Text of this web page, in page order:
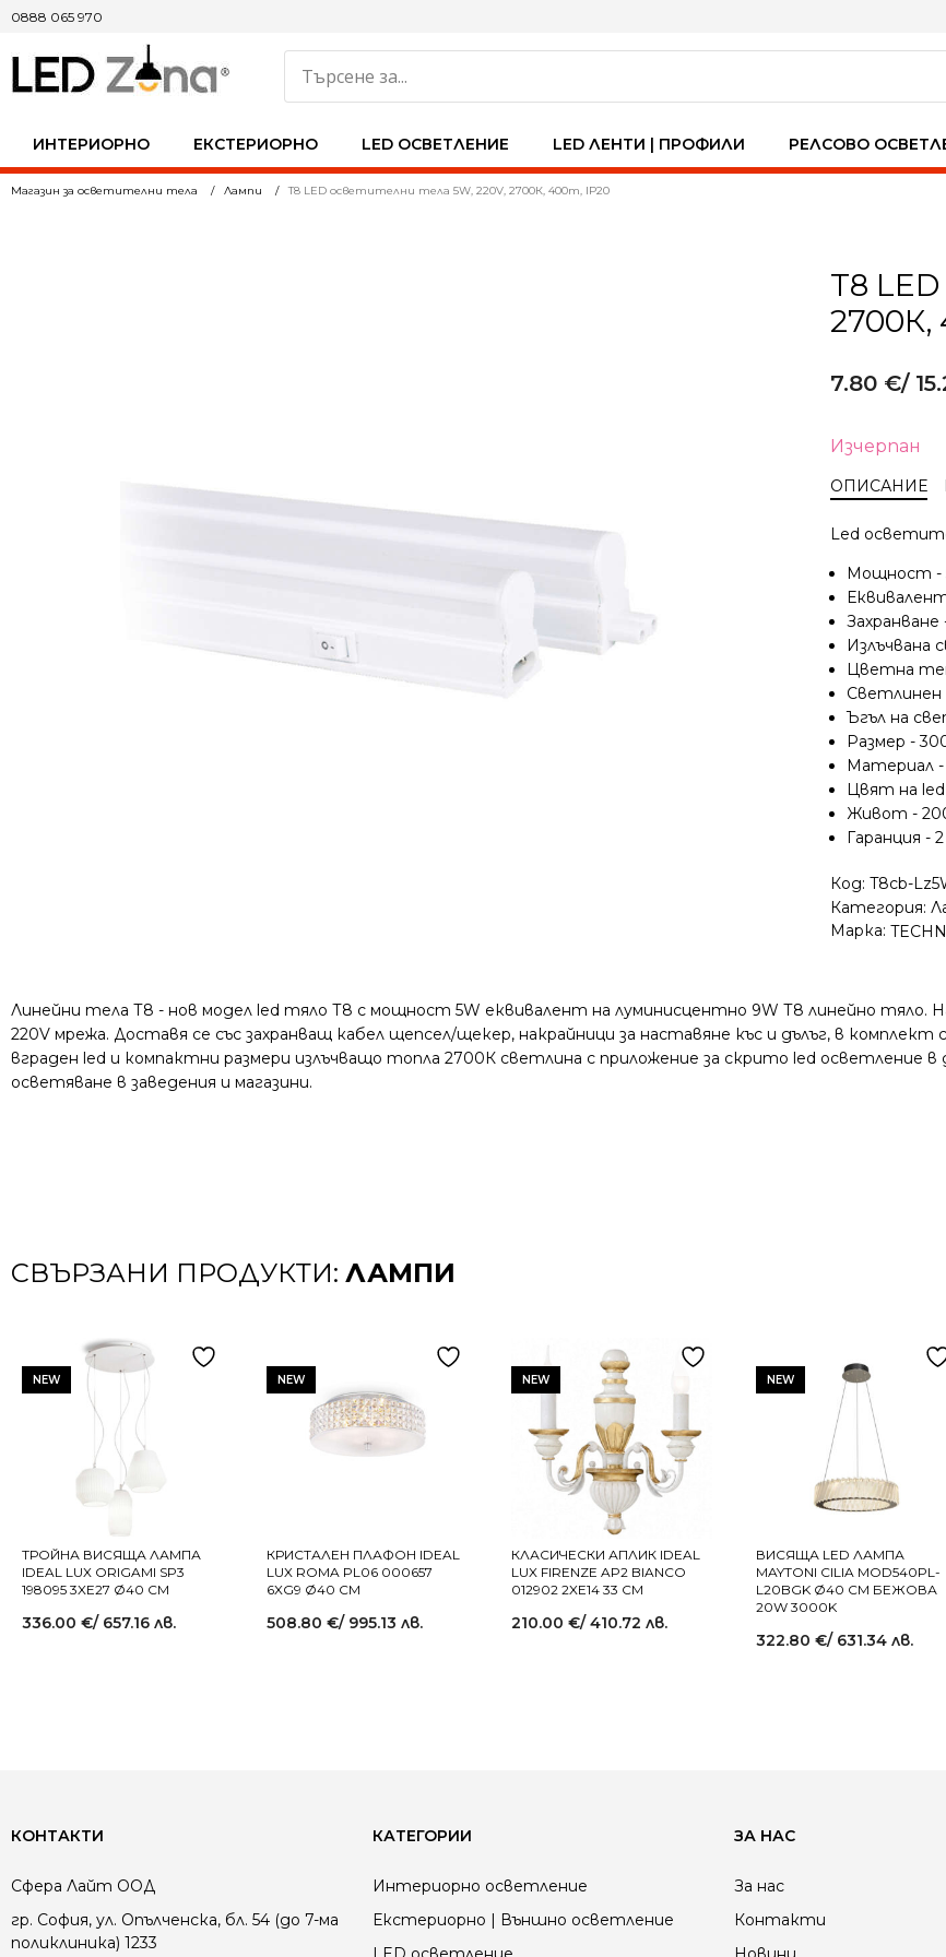
ИНТЕРИОРНО ЕКСТЕРИОРНО LED ОСВЕТЛЕНИЕ LED ЛЕНТИ | ПРОФИЛИ РЕЛСОВО
0888 065 970
Магазин за осветителни тела Лампи T8 LED осветителни тела 5W, 220V, 2700К, 400m, IP20
T8
2700К,
7.80 €/
Изчерпан
ОПИСАНИЕ
Led
Мощност -
Захранване
Излъчвана
Цветна
Ъгъл на
Размер -
Материал
Цвят на
Живот -
Гаранция -
Код: T8cb-
Категория:
Марка:
Линейни тела Т8 - нов модел led тяло Т8 с мощност 5W еквивалент на луминисцентнo 9W Т8 линейно тяло.
220V мрежа. Доставя се със захранващ кабел щепсел/щекер, накрайници за наставяне къс и дълъг, в
вграден led и компактни размери излъчващо топла 2700К светлина с приложение за скрито led осветление
осветяване в заведения и магазини.
СВЪРЗАНИ ПРОДУКТИ: ЛАМПИ
NEW
ТРОЙНА ВИСЯЩА ЛАМПА
IDEAL LUX ORIGAMI SP3
198095 3XE27 Ø40 СМ
336.00 €/ 657.16 лв.
NEW
КРИСТАЛЕН ПЛАФОН IDEAL
LUX ROMA PL06 000657
6XG9 Ø40 СМ
508.80 €/ 995.13 лв.
NEW
КЛАСИЧЕСКИ АПЛИК IDEAL
LUX FIRENZE AP2 BIANCO
012902 2XE14 33 СМ
210.00 €/ 410.72 лв.
NEW
ВИСЯЩА LED ЛАМПА
MAYTONI CILIA MOD540PL-
L20BGK Ø40 СМ БЕЖОВА
20W 3000K
322.80 €/ 631.34 лв.
КОНТАКТИ
Сфера Лайт ООД
гр. София, ул. Опълченска, бл. 54 (до 7-ма
поликлиника) 1233
КАТЕГОРИИ
Интериорно осветление
Екстериорно | Външно осветление
ЗА НАС
За нас
Контакти